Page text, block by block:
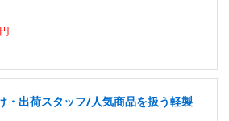
・出荷スタッフ/人気商品を扱う軽製